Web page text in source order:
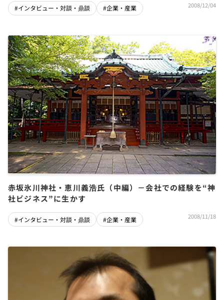
#インタビュー・対談・鼎談 #企業・産業 2008/12/04
赤坂氷川神社・恵川義浩氏（中編）－会社での経験を“神
社ビジネス”に生かす
#インタビュー・対談・鼎談 #企業・産業 2008/11/18